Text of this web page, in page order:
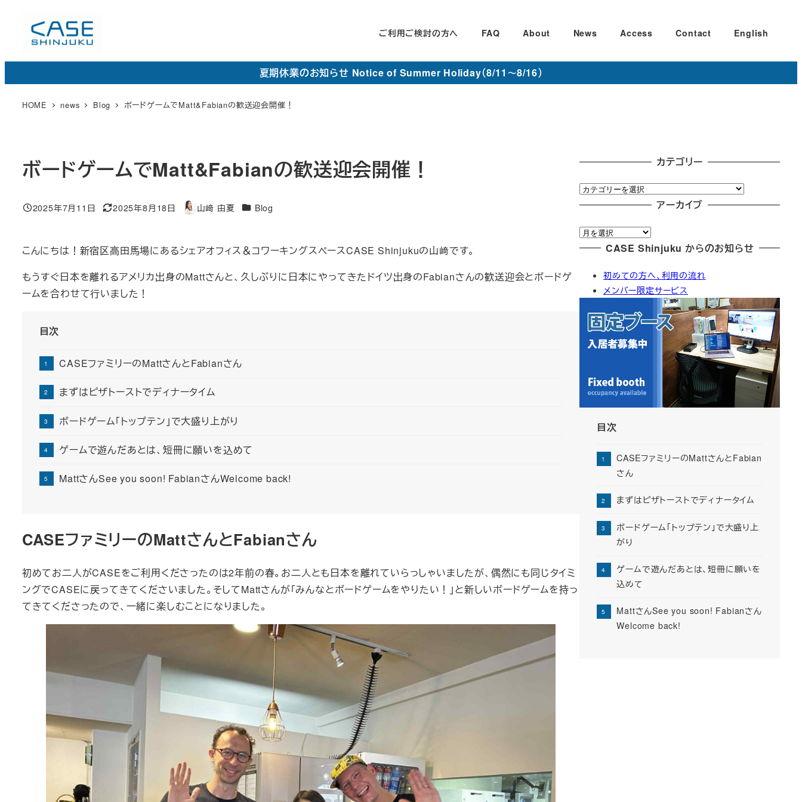
コ
ご利用ご検討の方へ FAQ About News Access Contact English
夏期休業のお知らせ Notice of Summer Holiday（8/11～8/16）
HOME news Blog ボードゲームでMatt&Fabianの歓送迎会開催！
ボードゲームでMatt&Fabianの歓送迎会開催！
投稿日
2025年7月11日
更
日
2025年8月18日
著
山﨑 由夏 カ
リ
Blog
こんにちは！新宿区高田馬場にあるシェアオフィス＆コワーキングスペースCASE Shinjukuの山﨑です。
もうすぐ日本を離れるアメリカ出身のMattさんと、久しぶりに日本にやってきたドイツ出身のFabianさんの歓送迎会とボードゲ
ームを合わせて行いました！
目次
CASEファミリーのMattさんとFabianさん
まずはピザトーストでディナータイム
ボードゲーム「トップテン」で大盛り上がり
ゲームで遊んだあとは、短冊に願いを込めて
MattさんSee you soon! FabianさんWelcome back!
CASEファミリーのMattさんとFabianさん
初めてお二人がCASEをご利用くださったのは2年前の春。お二人とも日本を離れていらっしゃいましたが、偶然にも同じタイミ
ングでCASEに戻ってきてくださいました。そしてMattさんが「みんなとボードゲームをやりたい！」と新しいボードゲームを持っ
てきてくださったので、一緒に楽しむことになりました。
カテゴリー
カ
テ
リ
ー
アーカイブ
ア
ー
CASE Shinjuku からのお知らせ
初めての方へ、利用の流れ
メンバー限定サービス
目次
CASEファミリーのMattさんとFabian
さん
まずはピザトーストでディナータイム
ボードゲーム「トップテン」で大盛り上
がり
ゲームで遊んだあとは、短冊に願いを
込めて
MattさんSee you soon! Fabianさん
Welcome back!